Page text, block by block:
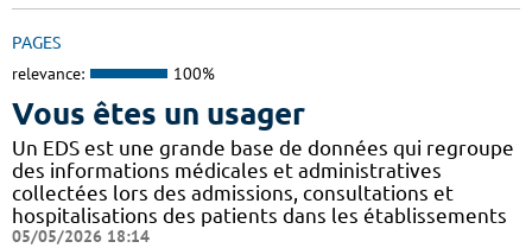
PAGES
relevance: 100%
Vous êtes un usager
Un EDS est une grande base de données qui regroupe
des informations médicales et administratives
collectées lors des admissions, consultations et
hospitalisations des patients dans les établissements
05/05/2026 18:14